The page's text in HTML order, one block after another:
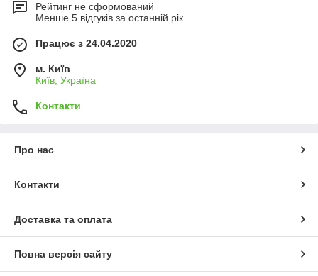
Рейтинг не сформований
Менше 5 відгуків за останній рік
Працює з 24.04.2020
м. Київ
Київ, Україна
Контакти
Про нас
Контакти
Доставка та оплата
Повна версія сайту